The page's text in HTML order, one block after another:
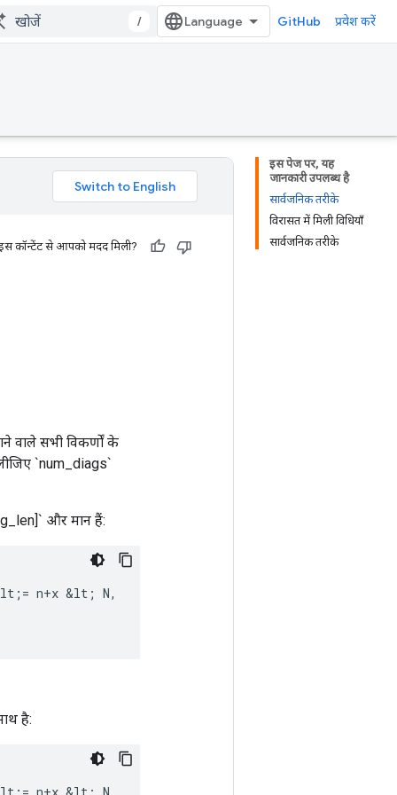
/ GitHub प्रवेश करें
इस पेज पर, यह
जानकारी उपलब्ध है
सार्वजनिक तरीके
विरासत में मिली विधियाँ
सार्वजनिक तरीके
कॉन्टेंट से आपको मदद मिली?
वाले सभी विकर्णों के
`num_diags`
और मान हैं:
lt ; = n+x &lt ; N,
है: